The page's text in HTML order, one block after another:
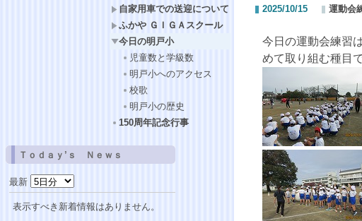
自家用車での送迎について
ふかや ＧＩＧＡスクール
今日の明戸小
児童数と学級数
明戸小へのアクセス
校歌
明戸小の歴史
150周年記念行事
Ｔｏｄａｙ’ｓ Ｎｅｗｓ
最新
表示すべき新着情報はありません。
2025/10/15 運動会
今日の運動会練習
めて取り組む種目